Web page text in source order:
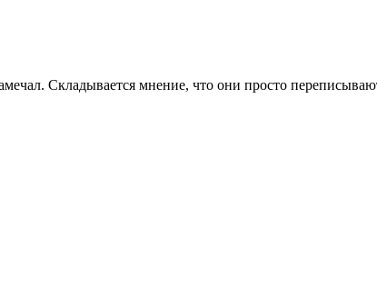
Складывается мнение, что они просто